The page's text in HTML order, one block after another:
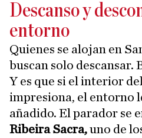
Descanso y
entorno
Quienes se alojan en
buscan solo descansar.
Y es que si el interior
impresiona, el entorno
añadido. El parador se
Ribeira Sacra,uno de